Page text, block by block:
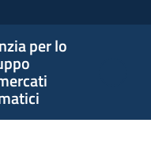
per lo